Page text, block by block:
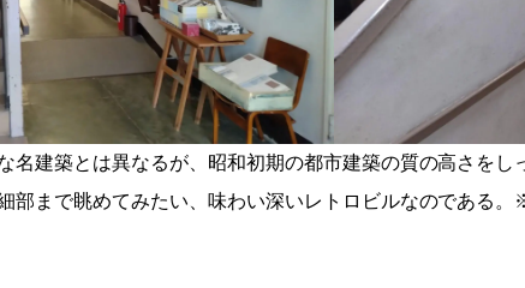
名建築とは異なるが、昭和初期の都市建築の質の高さを
部まで眺めてみたい、味わい深いレトロビルなのである